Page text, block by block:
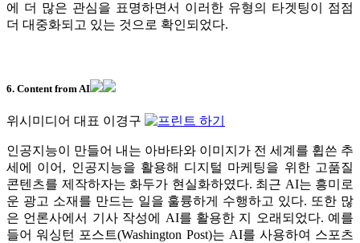
에 더 많은 관심을 표명하면서 이러한 유형의 타겟팅이 점점
더 대중화되고 있는 것으로 확인되었다.
6. Content from AI
위시미디어 대표 이경구
인공지능이 만들어 내는 아바타와 이미지가 전 세계를 휩쓴 추
세에 이어, 인공지능을 활용해 디지털 마케팅을 위한 고품질
콘텐츠를 제작하자는 화두가 현실화하였다. 최근 AI는 흥미로
운 광고 소재를 만드는 일을 훌륭하게 수행하고 있다. 또한 많
은 언론사에서 기사 작성에 AI를 활용한 지 오래되었다. 예를
들어 워싱턴 포스트(Washington Post)는 AI를 사용하여 스포츠